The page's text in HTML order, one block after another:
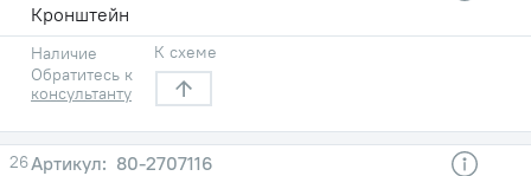
Кронштейн
Наличие
Обратитесь к
консультанту
К схеме
26
80-2707116